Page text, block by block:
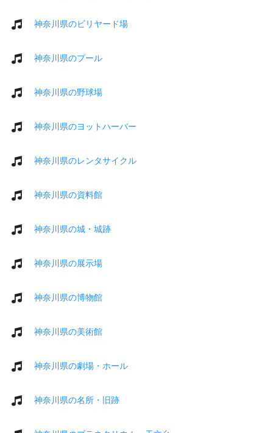
神奈川県のビリヤード場
神奈川県のプール
神奈川県の野球場
神奈川県のヨットハーバー
神奈川県のレンタサイクル
神奈川県の資料館
神奈川県の城・城跡
神奈川県の展示場
神奈川県の博物館
神奈川県の美術館
神奈川県の劇場・ホール
神奈川県の名所・旧跡